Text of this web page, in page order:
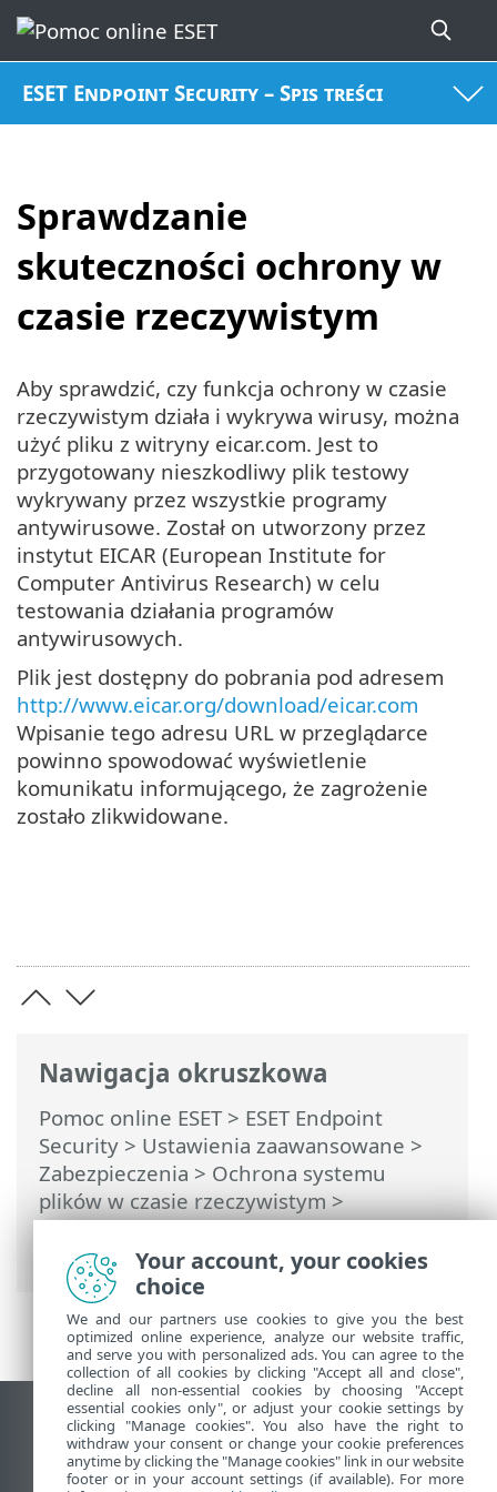
ESET Endpoint Security – Spis treści
Sprawdzanie
skuteczności ochrony w
czasie rzeczywistym
Nawigacja okruszkowa
Pomoc online ESET> ESET Endpoint
Security > Ustawienia zaawansowane >
Zabezpieczenia > Ochrona systemu
plików w czasie rzeczywistym>
Sprawdzanie skuteczności ochrony w
czasie rzeczywistym
Aby sprawdzić, czy funkcja ochrony w czasie
rzeczywistym działa i wykrywa wirusy, można
użyć pliku z witryny eicar.com. Jest to
przygotowany nieszkodliwy plik testowy
wykrywany przez wszystkie programy
antywirusowe. Został on utworzony przez
instytut EICAR (European Institute for
Computer Antivirus Research) w celu
testowania działania programów
antywirusowych.
Plik jest dostępny do pobrania pod adresem
http://www.eicar.org/download/eicar.com
Wpisanie tego adresu URL w przeglądarce
powinno spowodować wyświetlenie
komunikatu informującego, że zagrożenie
zostało zlikwidowane.
Wyświetl witrynę internetową dla
komputerów
End of Life
Your account, your cookies
choice
We and our partners use cookies to give you the best
optimized online experience, analyze our website traffic,
and serve you with personalized ads. You can agree to the
collection of all cookies by clicking "Accept all and close",
decline all non-essential cookies by choosing "Accept
essential cookies only", or adjust your cookie settings by
clicking "Manage cookies". You also have the right to
withdraw your consent or change your cookie preferences
anytime by clicking the "Manage cookies" link in our website
footer or in your account settings (if available). For more